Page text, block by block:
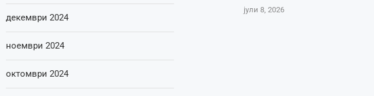
јули 8, 2026
декември 2024
ноември 2024
октомври 2024